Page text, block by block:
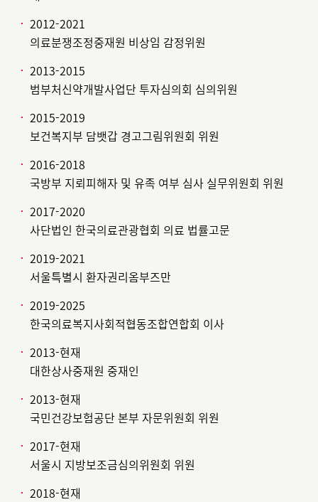
2012-2021
의료분쟁조정중재원 비상임 감정위원
2013-2015
범부처신약개발사업단 투자심의회 심의위원
2015-2019
보건복지부 담뱃갑 경고그림위원회 위원
2016-2018
국방부 지뢰피해자 및 유족 여부 심사 실무위원회 위원
2017-2020
사단법인 한국의료관광협회 의료 법률고문
2019-2021
서울특별시 환자권리옴부즈만
2019-2025
한국의료복지사회적협동조합연합회 이사
2013-현재
대한상사중재원 중재인
2013-현재
국민건강보험공단 본부 자문위원회 위원
2017-현재
서울시 지방보조금심의위원회 위원
2018-현재